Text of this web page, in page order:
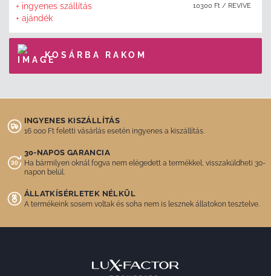
+ ingyenes szállítás
+ ajándék
10300 Ft/ REVIVE
KOSÁRBA RAKOM
INGYENES KISZÁLLÍTÁS
16 000 Ft feletti vásárlás esetén ingyenes a kiszállítás.
30-NAPOS GARANCIA
Ha bármilyen oknál fogva nem elégedett a termékkel, visszaküldheti 30-
napon belül.
ÁLLATKÍSÉRLETEK NÉLKÜL
A termékeink sosem voltak és soha nem is lesznek állatokon tesztelve.